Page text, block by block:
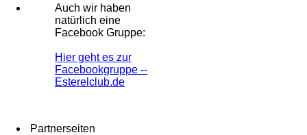
Auch wir haben
natürlich eine
Facebook Gruppe:
Hier geht es zur
Facebookgruppe --
Esterelclub.de
Partnerseiten